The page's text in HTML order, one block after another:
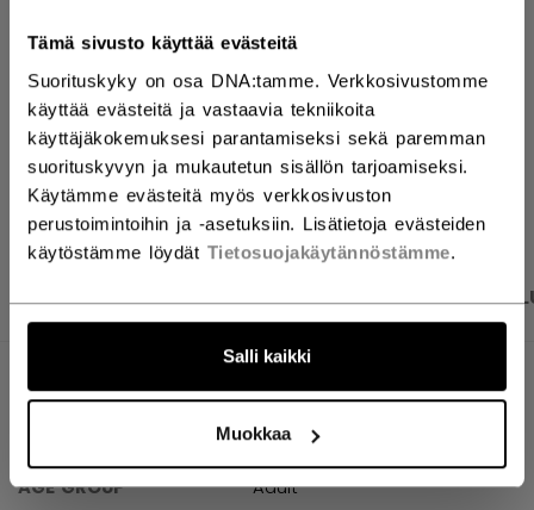
Tämä sivusto käyttää evästeitä
Suorituskyky on osa DNA:tamme. Verkkosivustomme
käyttää evästeitä ja vastaavia tekniikoita
käyttäjäkokemuksesi parantamiseksi sekä paremman
suorituskyvyn ja mukautetun sisällön tarjoamiseksi.
Käytämme evästeitä myös verkkosivuston
perustoimintoihin ja -asetuksiin. Lisätietoja evästeiden
käytöstämme löydät Tietosuojakäytännöstämme.
Salli kaikki
Muokkaa
Toimitusehdot Ilmainen palautus
AVAA
TUOTEKUVAT TEKNISET TIEDOT
TEKNISET TIEDOT
TTK54A-AD
AGE GROUP
Adult